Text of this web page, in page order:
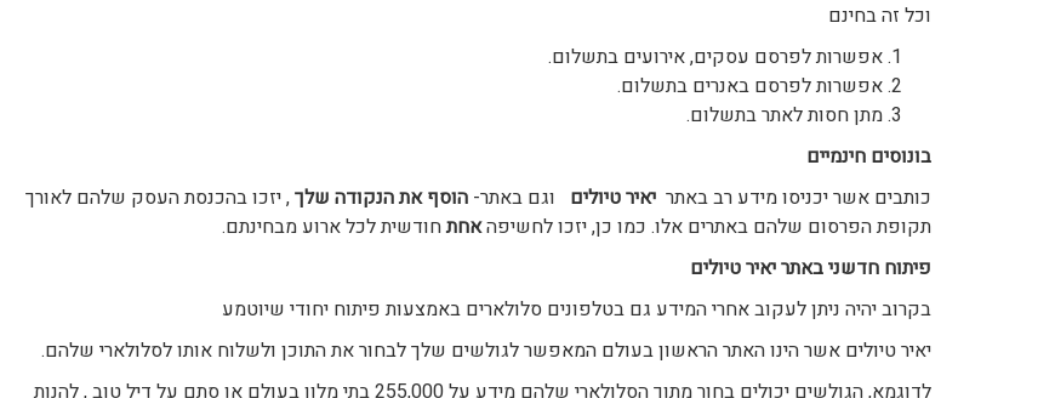
וכל זה בחינם
אפשרות לפרסם עסקים, אירועים בתשלום.
אפשרות לפרסם באנרים בתשלום.
מתן חסות לאתר בתשלום.
בונוסים חינמיים
כותבים אשר יכניסו מידע רב באתר יאיר טיולים וגם באתר- הוסף את הנקודה שלך, יזכו בהכנסת העסק שלהם לאורך
תקופת הפרסום שלהם באתרים אלו. כמו כן, יזכו לחשיפהאחתחודשית לכל ארוע מבחינתם.
פיתוח חדשני באתריאיר טיולים
בקרוב יהיה ניתן לעקוב אחרי המידע גם בטלפונים סלולארים באמצעות פיתוח יחודי שיוטמע
יאיר טיולים אשר הינו האתר הראשון בעולם המאפשר לגולשים שלך לבחור את התוכן ולשלוח אותו לסלולארי שלהם.
לדוגמא, הגולשים יכולים בחור מתוך הסלולארי שלהם מידע על 255,000 בתי מלון בעולם או סתם על דיל טוב , להנות